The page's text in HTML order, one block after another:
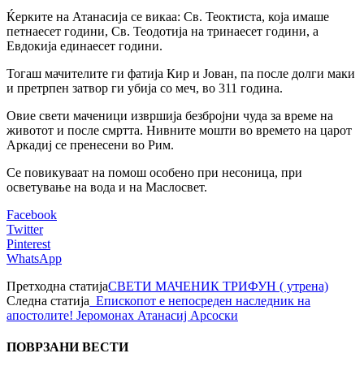
Ќерките на Атанасија се викаа: Св. Теоктиста, која имаше
петнаесет години, Св. Теодотија на тринаесет години, а
Евдокија единаесет години.
Тогаш мачителите ги фатија Кир и Јован, па после долги маки
и претрпен затвор ги убија со меч, во 311 година.
Овие свети маченици извршија безбројни чуда за време на
животот и после смртта. Нивните мошти во времето на царот
Аркадиј се пренесени во Рим.
Се повикуваат на помош особено при несоница, при
осветување на вода и на Маслосвет.
Facebook
Twitter
Pinterest
WhatsApp
Претходна статијаСВЕТИ МАЧЕНИК ТРИФУН ( утрена)
Следна статија Епископот е непосреден наследник на
апостолите! Јеромонах Атанасиј Арсоски
ПОВРЗАНИ ВЕСТИ